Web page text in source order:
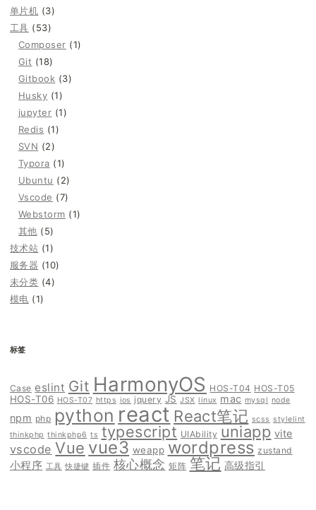
单片机 (3)
工具 (53)
Composer (1)
Git (18)
Gitbook (3)
Husky (1)
jupyter (1)
Redis (1)
SVN (2)
Typora (1)
Ubuntu (2)
Vscode (7)
Webstorm (1)
其他 (5)
技术站 (1)
服务器 (10)
未分类 (4)
模电 (1)
标签
Case eslint Git HarmonyOS HOS-T04 HOS-T05
HOS-T06 HOS-T07 https ios jquery JS JSX linux mac mysql node
npm php python react React笔记 scss stylelint
thinkphp thinkphp6 ts typescript UIAbility uniapp vite
vscode Vue vue3 weapp wordpress zustand
小程序 工具 快捷键 插件 核心概念 矩阵 笔记 高级指引